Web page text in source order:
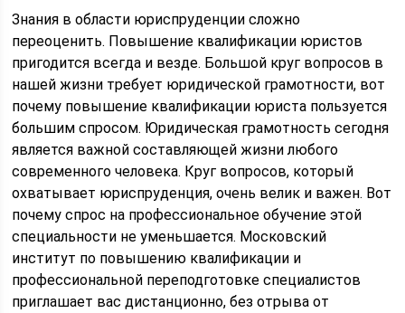
Знания в области юриспруденции сложно
переоценить. Повышение квалификации юристов
пригодится всегда и везде. Большой круг вопросов в
нашей жизни требует юридической грамотности, вот
почему повышение квалификации юриста пользуется
большим спросом. Юридическая грамотность сегодня
является важной составляющей жизни любого
современного человека. Круг вопросов, который
охватывает юриспруденция, очень велик и важен. Вот
почему спрос на профессиональное обучение этой
специальности не уменьшается. Московский
институт по повышению квалификации и
профессиональной переподготовке специалистов
приглашает вас дистанционно, без отрыва от